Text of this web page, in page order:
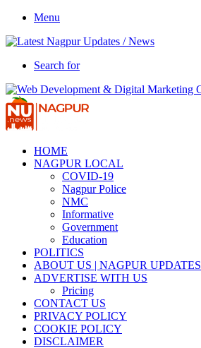
Menu
Search for
HOME
NAGPUR LOCAL
COVID-19
Nagpur Police
NMC
Informative
Government
Education
POLITICS
ABOUT US | NAGPUR UPDATES
ADVERTISE WITH US
Pricing
CONTACT US
PRIVACY POLICY
COOKIE POLICY
DISCLAIMER